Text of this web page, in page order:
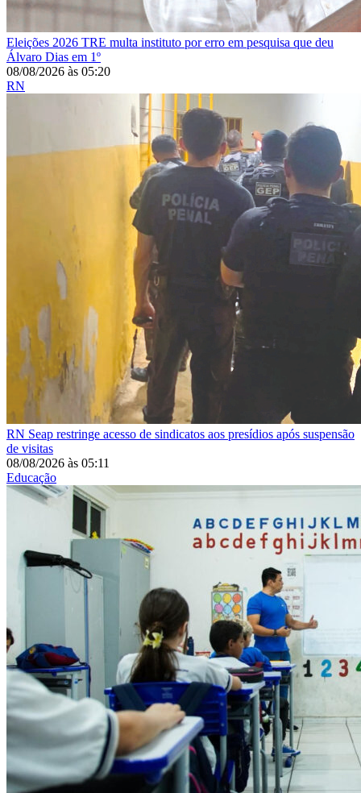
Eleições 2026 TRE multa instituto por erro em pesquisa que deu
Álvaro Dias em 1º
08/08/2026 às 05:20
RN
RN Seap restringe acesso de sindicatos aos presídios após suspensão
de visitas
08/08/2026 às 05:11
Educação